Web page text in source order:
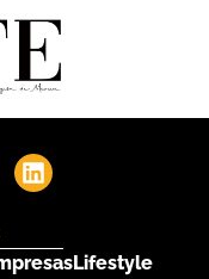
Lifestyle